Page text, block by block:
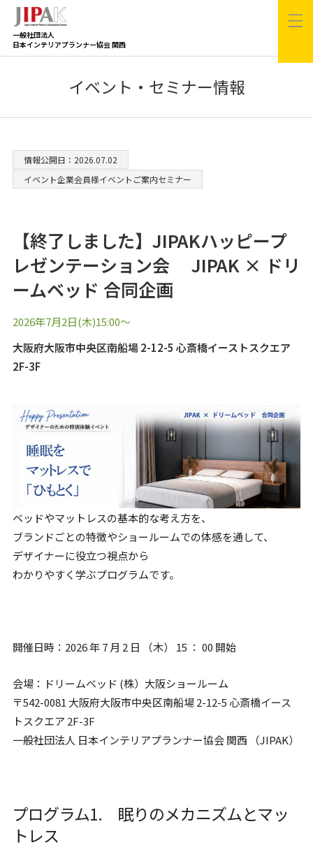
一般社団法人
日本インテリアプランナー協会 関西
イベント・セミナー情報
情報公開日：2026.07.02
イベント企業会員様イベントご案内セミナー
【終了しました】JIPAKハッピープ
レゼンテーション会 JIPAK × ドリ
ームベッド 合同企画
2026年7月2日(木)15:00～
大阪府大阪市中央区南船場 2-12-5 心斎橋イーストスクエア
2F-3F
ベッドやマットレスの基本的な考え方を、
ブランドごとの特徴やショールームでの体感を通して、
デザイナーに役立つ視点から
わかりやすく学ぶプログラムです。
開催日時：2026 年 7 月 2 日 （木） 15 ： 00 開始
会場：ドリームベッド (株）大阪ショールーム
〒542-0081 大阪府大阪市中央区南船場 2-12-5 心斎橋イース
トスクエア 2F-3F
一般社団法人 日本インテリアプランナー協会 関西 （JIPAK）
プログラム1. 眠りのメカニズムとマッ
トレス